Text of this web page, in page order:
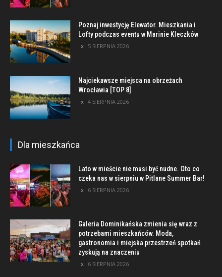
Poznaj inwestycję Elewator. Mieszkania i
Lofty podczas eventu w Marinie Kleczków
5 SIERPNIA 2026
Najciekawsze miejsca na obrzeżach
Wrocławia [TOP 8]
4 SIERPNIA 2026
Dla mieszkańca
Lato w mieście nie musi być nudne. Oto co
czeka nas w sierpniu w Pitlane Summer Bar!
6 SIERPNIA 2026
Galeria Dominikańska zmienia się wraz z
potrzebami mieszkańców. Moda,
gastronomia i miejska przestrzeń spotkań
zyskują na znaczeniu
6 SIERPNIA 2026